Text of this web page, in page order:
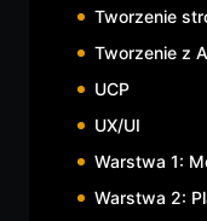
Tworzenie
Tworzenie z
UCP
UX/UI
Warstwa 1:
Warstwa 2: